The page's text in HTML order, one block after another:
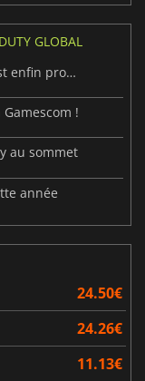
GLOBAL
La sortie de Call of Duty sur Switch 2 est enfin proche
!
au sommet
année
24.50€
24.26€
11.13€